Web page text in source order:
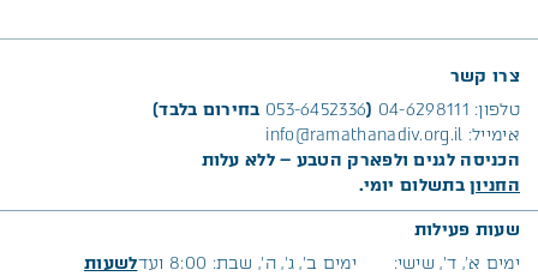
צרו קשר
טלפון: 04-6298111
(
053-6452336 בחירום בלבד)
אימייל: info@ramathanadiv.org.il
הכניסה לגנים ולפארק הטבע – ללא עלות
החניוןבתשלום יומי.
שעות פעילות
ימים א׳, ד’, שישי:
ימים ב’, ג’, ה’, שבת: 8:00 ועדלשעות